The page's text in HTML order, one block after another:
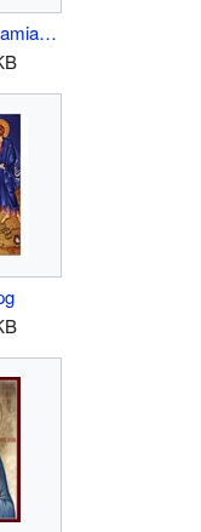
Cosmas and Damian.jpg